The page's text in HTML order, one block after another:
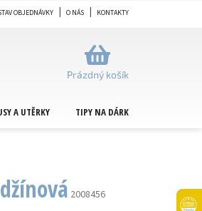
OBJEDNÁVKY O NÁS KONTAKTY
NÁKUPNÍ
KOŠÍK
Prázdný košík
A UTĚRKY TIPY NA DÁRKY
2008456